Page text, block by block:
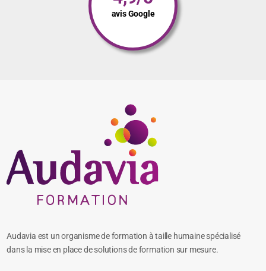
avis Google
Audavia est un organisme de formation à taille humaine spécialisé
dans la mise en place de solutions de formation sur mesure.